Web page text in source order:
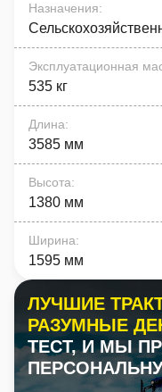
Назначения:
Эксплуатационная
535 кг
Длина:
3585 мм
Высота:
1380 мм
Ширина:
1595 мм
ЛУЧШИЕ
РАЗУМНЫЕ
ТЕСТ, И МЫ